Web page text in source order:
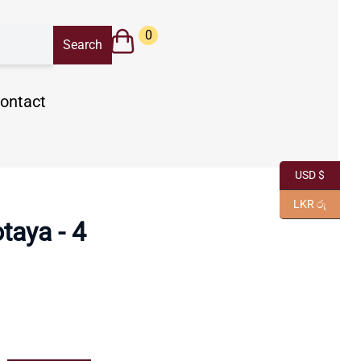
0
- 4
USD $
LKR රු